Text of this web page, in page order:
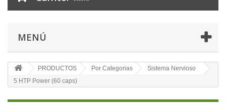
MENÚ
PRODUCTOS Por Categorias
Sistema Nervioso
5 HTP Power (60 caps)